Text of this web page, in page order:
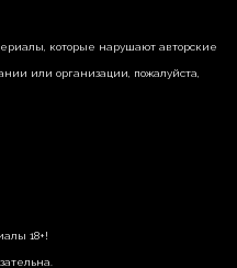
которые нарушают авторские
или организации, пожалуйста,
18+!